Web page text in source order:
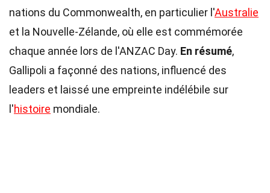
nations du Commonwealth, en particulier l'Australie
et la Nouvelle-Zélande, où elle est commémorée
chaque année lors de l'ANZAC Day. En résumé,
Gallipoli a façonné des nations, influencé des
leaders et laissé une empreinte indélébile sur
l'histoire mondiale.